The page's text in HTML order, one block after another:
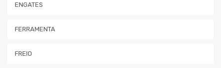
ENGATES
FERRAMENTA
FREIO